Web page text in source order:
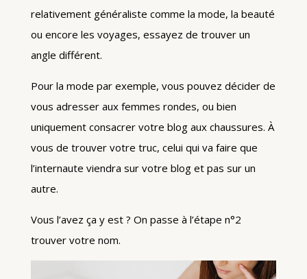
relativement généraliste comme la mode, la beauté
ou encore les voyages, essayez de trouver un
angle différent.
Pour la mode par exemple, vous pouvez décider de
vous adresser aux femmes rondes, ou bien
uniquement consacrer votre blog aux chaussures. À
vous de trouver votre truc, celui qui va faire que
l’internaute viendra sur votre blog et pas sur un
autre.
Vous l’avez ça y est ? On passe à l’étape n°2
trouver votre nom.